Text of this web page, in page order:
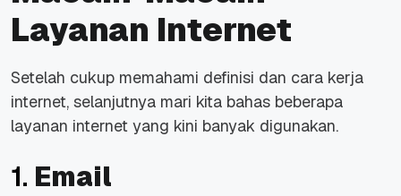
Layanan Internet
Setelah cukup memahami definisi dan cara kerja
internet, selanjutnya mari kita bahas beberapa
layanan internet yang kini banyak digunakan.
1. Email